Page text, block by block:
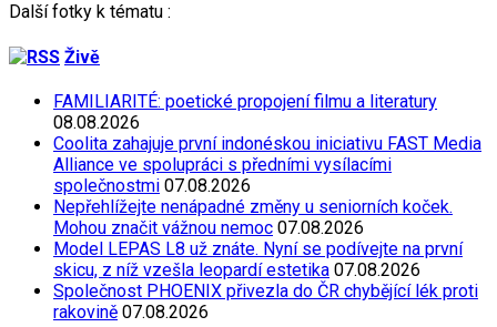
Další fotky k tématu :
Živě
FAMILIARITÉ: poetické propojení filmu a literatury
08.08.2026
Coolita zahajuje první indonéskou iniciativu FAST Media
Alliance ve spolupráci s předními vysílacími
společnostmi 07.08.2026
Nepřehlížejte nenápadné změny u seniorních koček.
Mohou značit vážnou nemoc 07.08.2026
Model LEPAS L8 už znáte. Nyní se podívejte na první
skicu, z níž vzešla leopardí estetika 07.08.2026
Společnost PHOENIX přivezla do ČR chybějící lék proti
rakovině 07.08.2026